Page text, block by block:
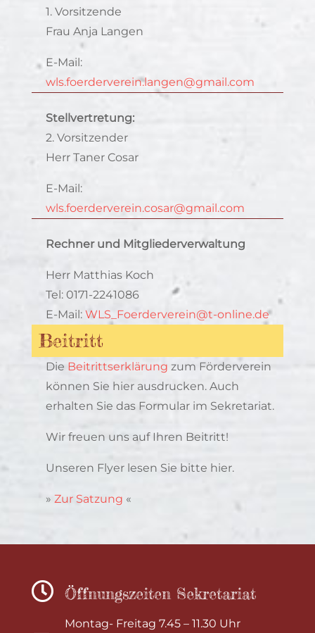
1. Vorsitzende
Frau Anja Langen
E-Mail:
wls.foerderverein.langen@gmail.com
Stellvertretung:
2. Vorsitzender
Herr Taner Cosar
E-Mail:
wls.foerderverein.cosar@gmail.com
Rechner und Mitgliederverwaltung
Herr Matthias Koch
Tel: 0171-2241086
E-Mail:WLS_Foerderverein@t-online.de
Beitritt
Die Beitrittserklärung zum Förderverein
können Sie hier ausdrucken. Auch
erhalten Sie das Formular im Sekretariat.
Wir freuen uns auf Ihren Beitritt!
Unseren Flyer lesen Sie bitte hier.
» Zur Satzung «
 Öffnungszeiten Sekretariat
Montag- Freitag 7.45 – 11.30 Uhr